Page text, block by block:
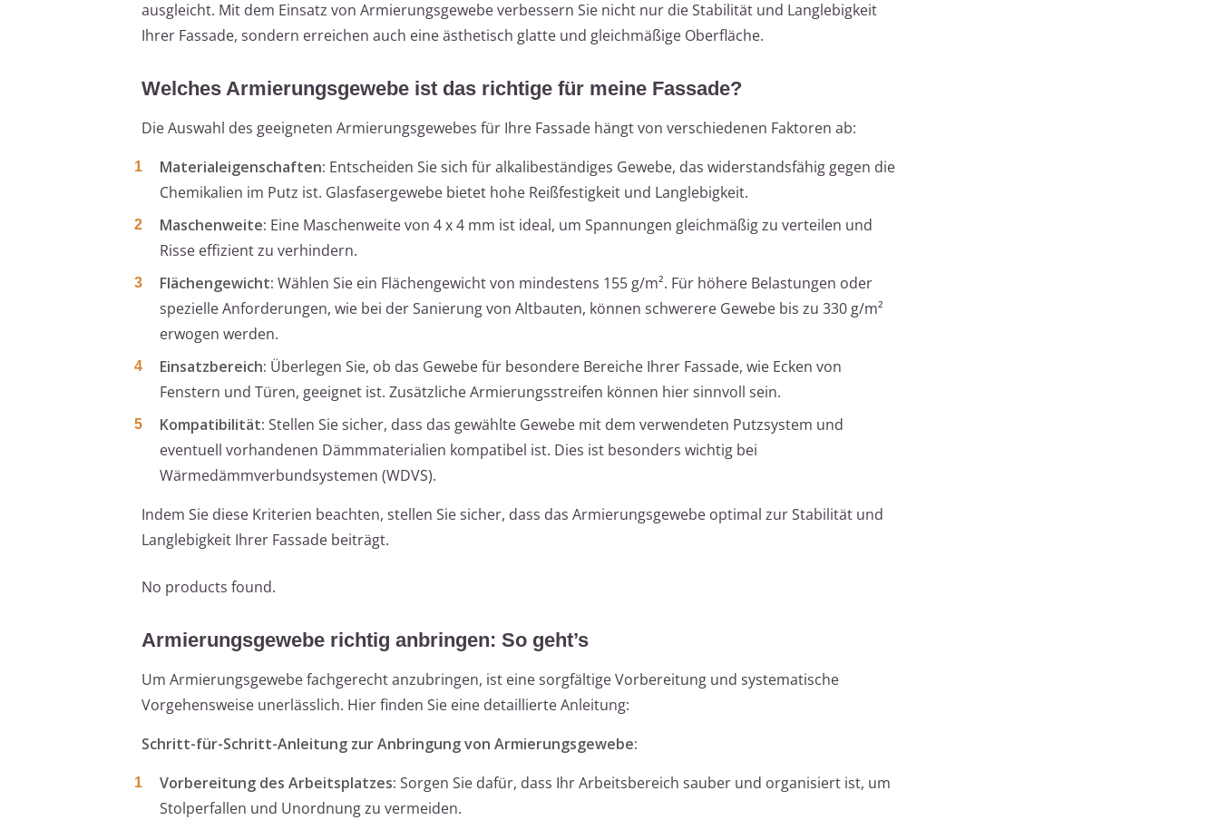
ausgleicht. Mit dem Einsatz von Armierungsgewebe verbessern Sie nicht nur die Stabilität und Langlebigkeit
Ihrer Fassade, sondern erreichen auch eine ästhetisch glatte und gleichmäßige Oberfläche.
Welches Armierungsgewebe ist das richtige für meine Fassade?
Die Auswahl des geeigneten Armierungsgewebes für Ihre Fassade hängt von verschiedenen Faktoren ab:
Materialeigenschaften: Entscheiden Sie sich für alkalibeständiges Gewebe, das widerstandsfähig gegen die
Chemikalien im Putz ist. Glasfasergewebe bietet hohe Reißfestigkeit und Langlebigkeit.
Maschenweite: Eine Maschenweite von 4 x 4 mm ist ideal, um Spannungen gleichmäßig zu verteilen und
Risse effizient zu verhindern.
Flächengewicht: Wählen Sie ein Flächengewicht von mindestens 155 g/m². Für höhere Belastungen oder
spezielle Anforderungen, wie bei der Sanierung von Altbauten, können schwerere Gewebe bis zu 330 g/m²
erwogen werden.
Einsatzbereich: Überlegen Sie, ob das Gewebe für besondere Bereiche Ihrer Fassade, wie Ecken von
Fenstern und Türen, geeignet ist. Zusätzliche Armierungsstreifen können hier sinnvoll sein.
Kompatibilität: Stellen Sie sicher, dass das gewählte Gewebe mit dem verwendeten Putzsystem und
eventuell vorhandenen Dämmmaterialien kompatibel ist. Dies ist besonders wichtig bei
Wärmedämmverbundsystemen (WDVS).
Indem Sie diese Kriterien beachten, stellen Sie sicher, dass das Armierungsgewebe optimal zur Stabilität und
Langlebigkeit Ihrer Fassade beiträgt.
No products found.
Armierungsgewebe richtig anbringen: So geht’s
Um Armierungsgewebe fachgerecht anzubringen, ist eine sorgfältige Vorbereitung und systematische
Vorgehensweise unerlässlich. Hier finden Sie eine detaillierte Anleitung:
Schritt-für-Schritt-Anleitung zur Anbringung von Armierungsgewebe:
Vorbereitung des Arbeitsplatzes: Sorgen Sie dafür, dass Ihr Arbeitsbereich sauber und organisiert ist, um
Stolperfallen und Unordnung zu vermeiden.